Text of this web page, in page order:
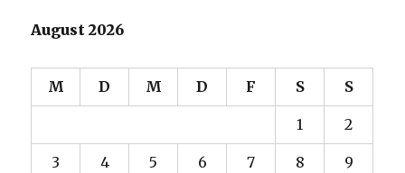
August 2026
M D M D F S S
1 2
3 4 5 6 7 8 9